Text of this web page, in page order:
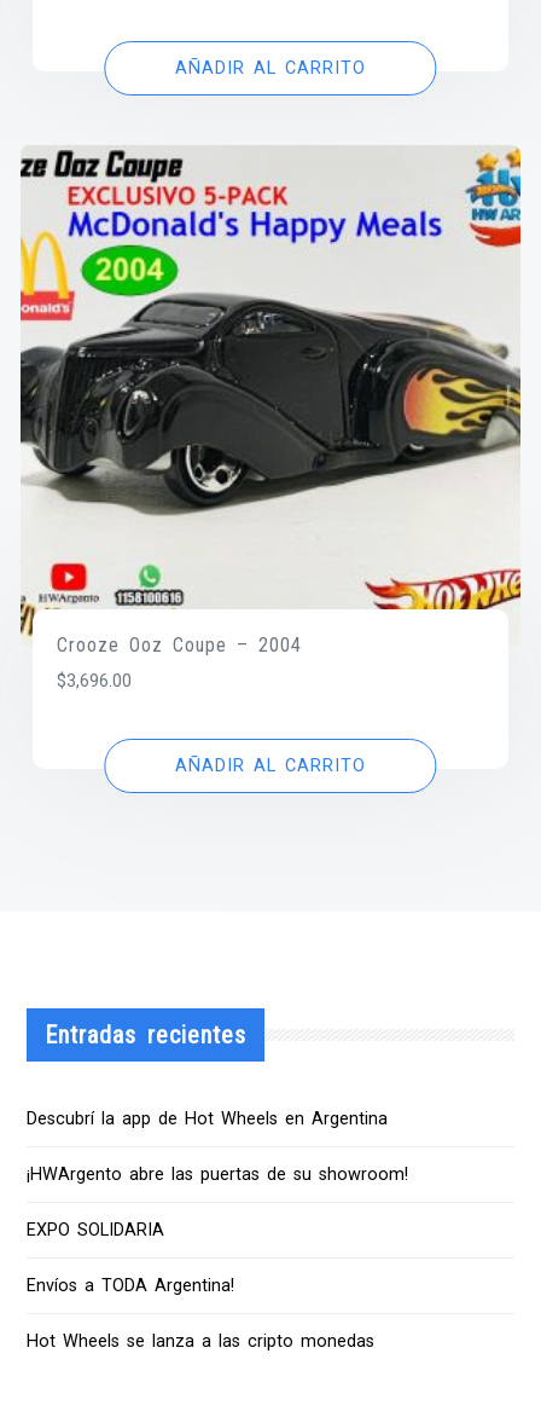
AÑADIR AL CARRITO
Crooze Ooz Coupe – 2004
$3,696.00
AÑADIR AL CARRITO
Entradas recientes
Descubrí la app de Hot Wheels en Argentina
¡HWArgento abre las puertas de su showroom!
EXPO SOLIDARIA
Envíos a TODA Argentina!
Hot Wheels se lanza a las cripto monedas